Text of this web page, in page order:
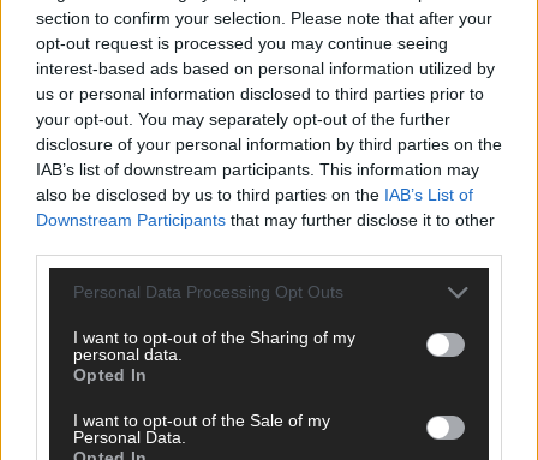
section to confirm your selection. Please note that after your
opt-out request is processed you may continue seeing
interest-based ads based on personal information utilized by
us or personal information disclosed to third parties prior to
your opt-out. You may separately opt-out of the further
disclosure of your personal information by third parties on the
IAB’s list of downstream participants. This information may
also be disclosed by us to third parties on the IAB’s List of
Downstream Participants that may further disclose it to other
Personal Data Processing Opt Outs
I want to opt-out of the Sharing of my
personal data.
Opted In
I want to opt-out of the Sale of my
Personal Data.
AD